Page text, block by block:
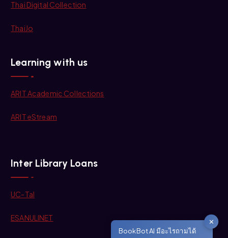
Thai Digital Collection
ThaiJo
Learning with us
ARIT Academic Collections
ARIT eStream
Inter Library Loans
UC-Tal
ESANULINET
✕
BookBot AI มีอะไรถามได้